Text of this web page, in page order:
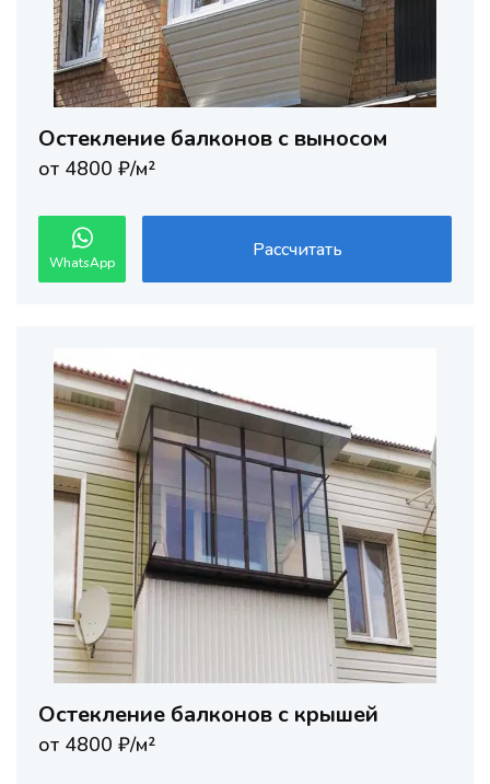
Остекление балконов с выносом
от 4800 ₽/м²
WhatsApp
Рассчитать
Остекление балконов с крышей
от 4800 ₽/м²